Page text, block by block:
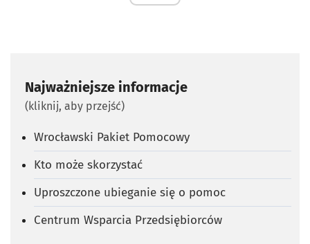
Najważniejsze informacje
(kliknij, aby przejść)
Wrocławski Pakiet Pomocowy
Kto może skorzystać
Uproszczone ubieganie się o pomoc
Centrum Wsparcia Przedsiębiorców